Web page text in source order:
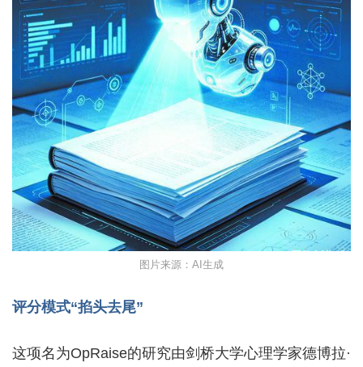
图片来源：AI生成
评分模式“掐头去尾”
这项名为OpRaise的研究由剑桥大学心理学家德博拉·